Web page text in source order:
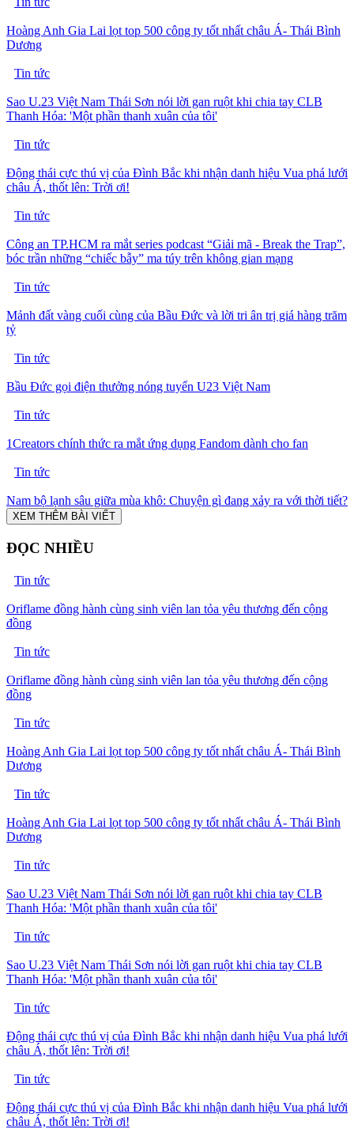
Hoàng Anh Gia Lai lọt top 500 công ty tốt nhất châu Á- Thái Bình
Dương
Tin tức
Sao U.23 Việt Nam Thái Sơn nói lời gan ruột khi chia tay CLB
Thanh Hóa: 'Một phần thanh xuân của tôi'
Tin tức
Động thái cực thú vị của Đình Bắc khi nhận danh hiệu Vua phá lưới
châu Á, thốt lên: Trời ơi!
Tin tức
Công an TP.HCM ra mắt series podcast “Giải mã - Break the Trap”,
bóc trần những “chiếc bẫy” ma túy trên không gian mạng
Tin tức
Mảnh đất vàng cuối cùng của Bầu Đức và lời tri ân trị giá hàng trăm
tỷ
Tin tức
Bầu Đức gọi điện thưởng nóng tuyển U23 Việt Nam
Tin tức
1Creators chính thức ra mắt ứng dụng Fandom dành cho fan
Tin tức
Nam bộ lạnh sâu giữa mùa khô: Chuyện gì đang xảy ra với thời tiết?
XEM THÊM BÀI VIẾT
ĐỌC NHIỀU
Tin tức
Oriflame đồng hành cùng sinh viên lan tỏa yêu thương đến cộng
đồng
Tin tức
Oriflame đồng hành cùng sinh viên lan tỏa yêu thương đến cộng
đồng
Tin tức
Hoàng Anh Gia Lai lọt top 500 công ty tốt nhất châu Á- Thái Bình
Dương
Tin tức
Hoàng Anh Gia Lai lọt top 500 công ty tốt nhất châu Á- Thái Bình
Dương
Tin tức
Sao U.23 Việt Nam Thái Sơn nói lời gan ruột khi chia tay CLB
Thanh Hóa: 'Một phần thanh xuân của tôi'
Tin tức
Sao U.23 Việt Nam Thái Sơn nói lời gan ruột khi chia tay CLB
Thanh Hóa: 'Một phần thanh xuân của tôi'
Tin tức
Động thái cực thú vị của Đình Bắc khi nhận danh hiệu Vua phá lưới
châu Á, thốt lên: Trời ơi!
Tin tức
Động thái cực thú vị của Đình Bắc khi nhận danh hiệu Vua phá lưới
châu Á, thốt lên: Trời ơi!